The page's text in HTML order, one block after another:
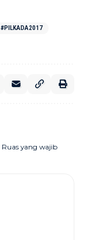
#PILKADA2017
Ruas yang wajib